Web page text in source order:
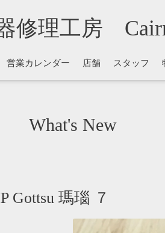
修理工房
営業カレンダー 店舗 スタッフ
What's New
Gottsu 瑪瑙 ７